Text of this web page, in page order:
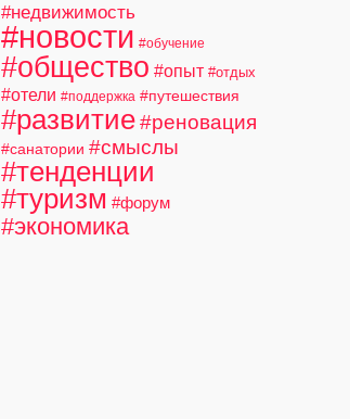
#недвижимость
#новости #обучение
#общество #опыт #отдых
#отели #поддержка #путешествия
#развитие #реновация
#санатории #смыслы
#тенденции
#туризм #форум
#экономика